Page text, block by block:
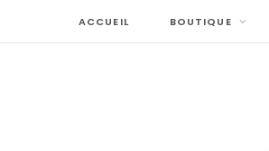
ACCUEIL BOUTIQUE